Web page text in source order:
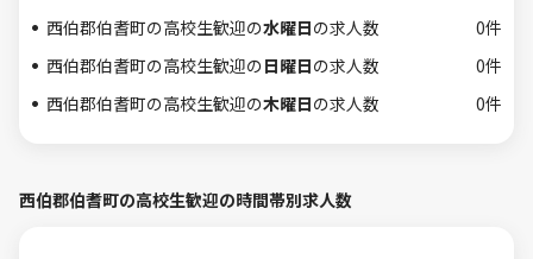
西伯郡伯耆町の高校生歓迎の水曜日の求人数
0件
西伯郡伯耆町の高校生歓迎の日曜日の求人数
0件
西伯郡伯耆町の高校生歓迎の木曜日の求人数 0件
西伯郡伯耆町の高校生歓迎の時間帯別求人数